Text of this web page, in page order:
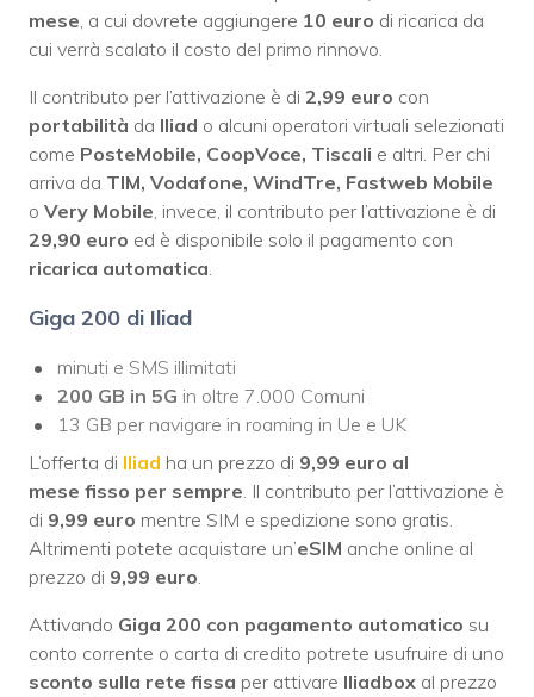
mese, a cui dovrete aggiungere 10 euro di ricarica da
cui verrà scalato il costo del primo rinnovo.
Il contributo per l’attivazione è di 2,99 euro con
portabilità da Iliad o alcuni operatori virtuali selezionati
come PosteMobile, CoopVoce, Tiscali e altri. Per chi
arriva da TIM, Vodafone, WindTre, Fastweb Mobile
o Very Mobile, invece, il contributo per l’attivazione è di
29,90 euro ed è disponibile solo il pagamento con
ricarica automatica.
Giga 200 di Iliad
minuti e SMS illimitati
200 GB in 5G in oltre 7.000 Comuni
13 GB per navigare in roaming in Ue e UK
L’offerta di Iliad ha un prezzo di 9,99 euro al
mese fisso per sempre. Il contributo per l’attivazione è
di 9,99 euro mentre SIM e spedizione sono gratis.
Altrimenti potete acquistare un’eSIM anche online al
prezzo di 9,99 euro.
Attivando Giga 200 con pagamento automatico su
conto corrente o carta di credito potrete usufruire di uno
sconto sulla rete fissa per attivare Iliadbox al prezzo